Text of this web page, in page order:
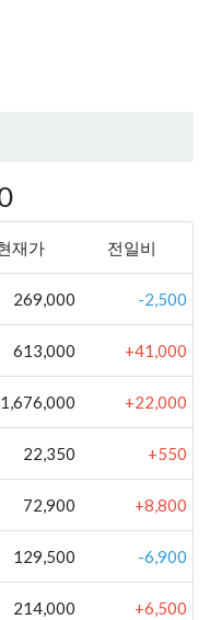
재가 전일비
269,000 -2,500
613,000 +41,000
1,676,000 +22,000
22,350 +550
72,900 +8,800
129,500 -6,900
214,000 +6,500